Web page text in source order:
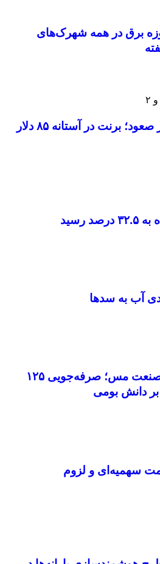
برق در همه شهرک‌های
بازگشت نفت به مسیر صعود؛ برنت در آستانه ۸۵ دلار
رسید
جهش در بومی‌سازی صنعت مس؛ صرفه‌جویی ۱۲۵
بر دانش بومی
سهمیه‌ای و لزوم